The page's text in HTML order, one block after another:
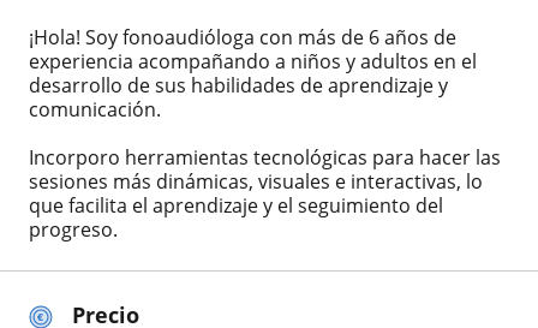
Precio
¡Hola! Soy fonoaudióloga con más de 6 años de
experiencia acompañando a niños y adultos en el
desarrollo de sus habilidades de aprendizaje y
comunicación.
Incorporo herramientas tecnológicas para hacer las
sesiones más dinámicas, visuales e interactivas, lo
que facilita el aprendizaje y el seguimiento del
progreso.